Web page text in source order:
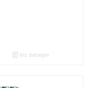
Vis detaljer